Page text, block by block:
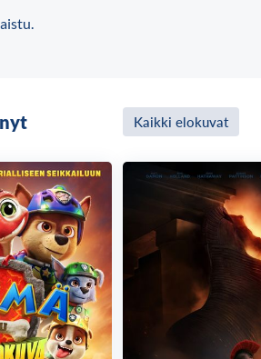
ja sen
selviytymisestä,
kohdata jokaisen omat
Kaikki elokuvat